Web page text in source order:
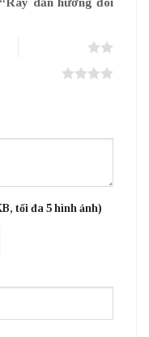
tối đa 5 hình ảnh)